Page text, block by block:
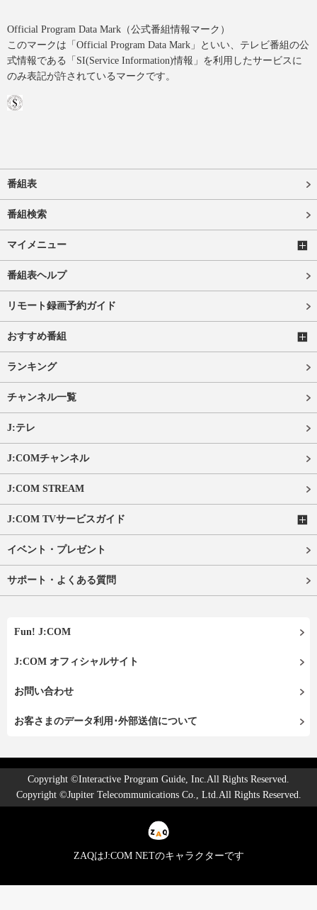
Official Program Data Mark（公式番組情報マーク）
このマークは「Official Program Data Mark」といい、テレビ番組の公
式情報である「SI(Service Information)情報」を利用したサービスに
のみ表記が許されているマークです。
番組表
番組検索
マイメニュー
番組表ヘルプ
リモート録画予約ガイド
おすすめ番組
ランキング
チャンネル一覧
J:テレ
J:COMチャンネル
J:COM STREAM
J:COM TVサービスガイド
イベント・プレゼント
サポート・よくある質問
Fun! J:COM
J:COM オフィシャルサイト
お問い合わせ
お客さまのデータ利用･外部送信について
Copyright ©Interactive Program Guide, Inc.All Rights Reserved.
Copyright ©Jupiter Telecommunications Co., Ltd.All Rights Reserved.
ZAQはJ:COM NETのキャラクターです